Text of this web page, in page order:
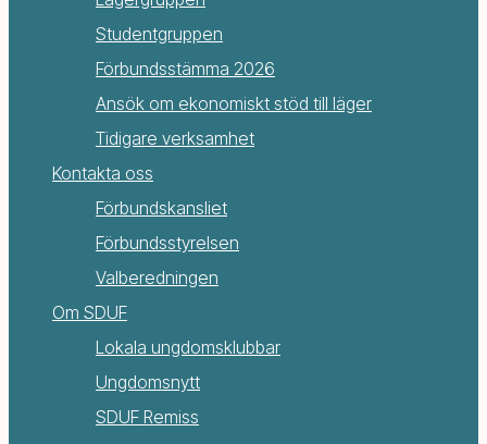
Studentgruppen
Förbundsstämma 2026
Ansök om ekonomiskt stöd till läger
Tidigare verksamhet
Kontakta oss
Förbundskansliet
Förbundsstyrelsen
Valberedningen
Om SDUF
Lokala ungdomsklubbar
Ungdomsnytt
SDUF Remiss